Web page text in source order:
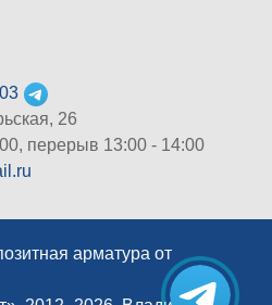
26
перерыв 13:00 - 14:00
арматура от